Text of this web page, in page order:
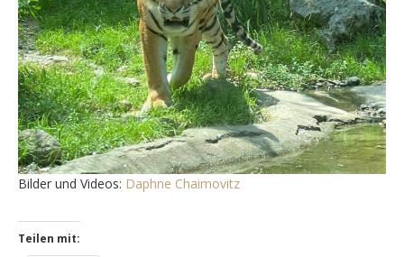
Bilder und Videos: Daphne Chaimovitz
Teilen mit: